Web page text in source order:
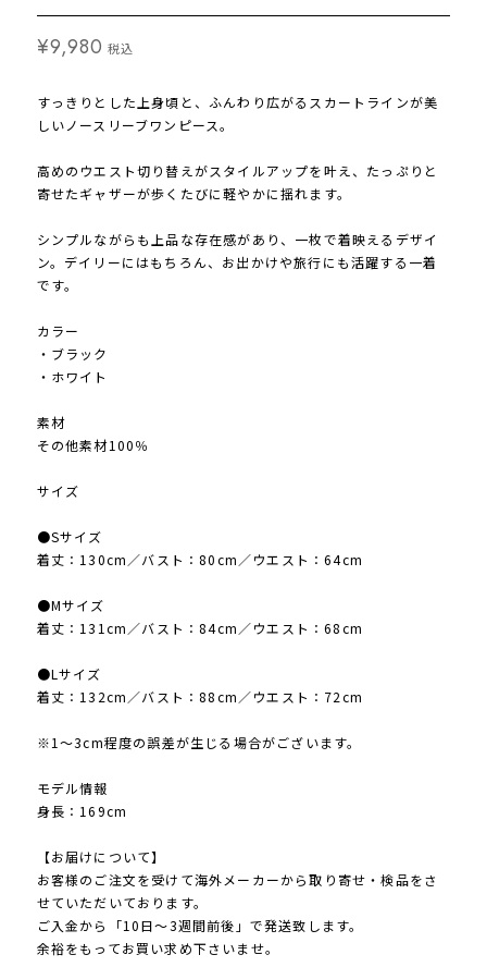
¥9,980 税込
すっきりとした上身頃と、ふんわり広がるスカートラインが美
しいノースリーブワンピース。
高めのウエスト切り替えがスタイルアップを叶え、たっぷりと
寄せたギャザーが歩くたびに軽やかに揺れます。
シンプルながらも上品な存在感があり、一枚で着映えるデザイ
ン。デイリーにはもちろん、お出かけや旅行にも活躍する一着
です。
カラー
・ブラック
・ホワイト
素材
その他素材100％
サイズ
●Sサイズ
着丈：130cm／バスト：80cm／ウエスト：64cm
●Mサイズ
着丈：131cm／バスト：84cm／ウエスト：68cm
●Lサイズ
着丈：132cm／バスト：88cm／ウエスト：72cm
※1〜3cm程度の誤差が生じる場合がございます。
モデル情報
身長：169cm
【お届けについて】
お客様のご注文を受けて海外メーカーから取り寄せ・検品をさ
せていただいております。
ご入金から「10日～3週間前後」で発送致します。
余裕をもってお買い求め下さいませ。